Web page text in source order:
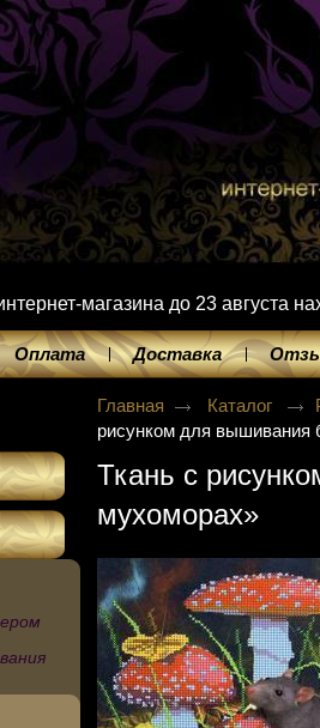
магазина до 23 августа
Оплата Доставка
Главная Каталог
рисунком для вышивания
Ткань с
мухоморах»